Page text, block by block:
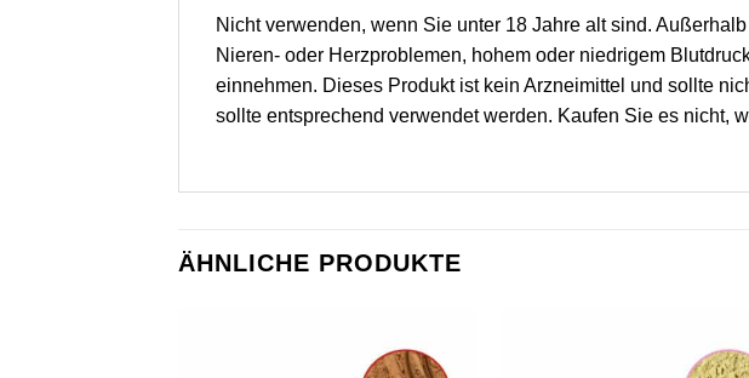
Nicht verwenden, wenn Sie unter 18 Jahre alt sind.
Nieren- oder Herzproblemen, hohem oder niedrigem
einnehmen. Dieses Produkt ist kein Arzneimittel und sollte
sollte entsprechend verwendet werden. Kaufen Sie es nicht,
ÄHNLICHE PRODUKTE